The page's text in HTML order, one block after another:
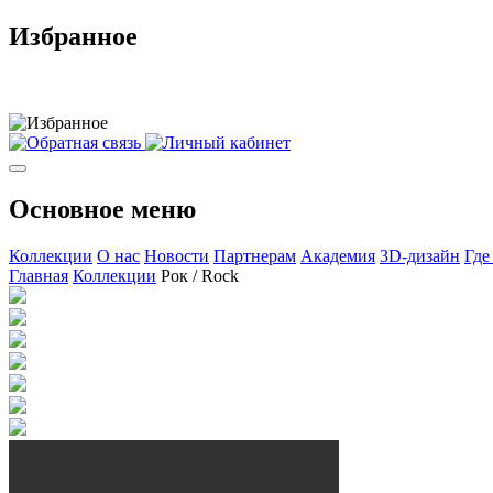
Избранное
Основное меню
Коллекции О нас Новости Партнерам Академия 3D-дизайн
Главная Коллекции Рок / Rock